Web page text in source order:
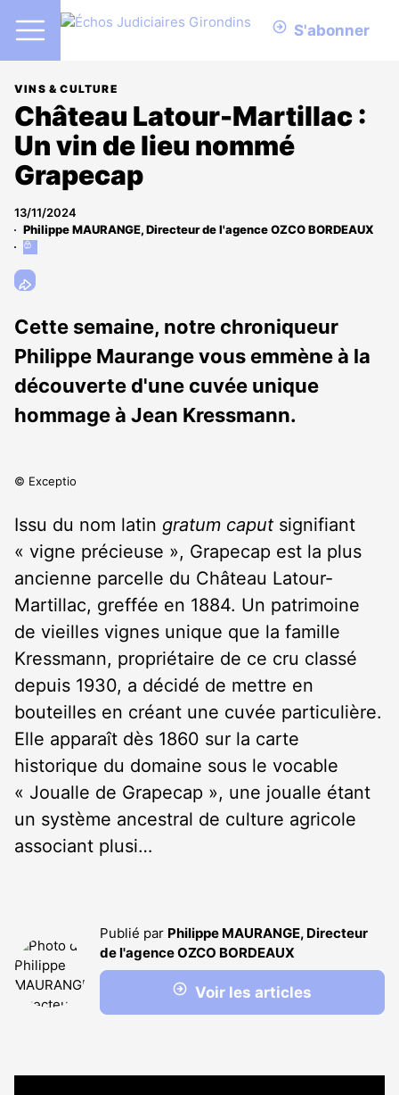
S'abonner
VINS & CULTURE
Château Latour-Martillac :
Un vin de lieu nommé
Grapecap
13/11/2024
Philippe MAURANGE, Directeur de l'agence OZCO BORDEAUX
Cet
est
abonnés
Cette semaine, notre chroniqueur
Philippe Maurange vous emmène à la
découverte d'une cuvée unique
hommage à Jean Kressmann.
© Exceptio
Issu du nom latin gratum caput signifiant
« vigne précieuse », Grapecap est la plus
ancienne parcelle du Château Latour-
Martillac, greffée en 1884. Un patrimoine
de vieilles vignes unique que la famille
Kressmann, propriétaire de ce cru classé
depuis 1930, a décidé de mettre en
bouteilles en créant une cuvée particulière.
Elle apparaît dès 1860 sur la carte
historique du domaine sous le vocable
« Joualle de Grapecap », une joualle étant
un système ancestral de culture agricole
associant plusi…
Publié par Philippe MAURANGE, Directeur
de l'agence OZCO BORDEAUX
Voir les articles